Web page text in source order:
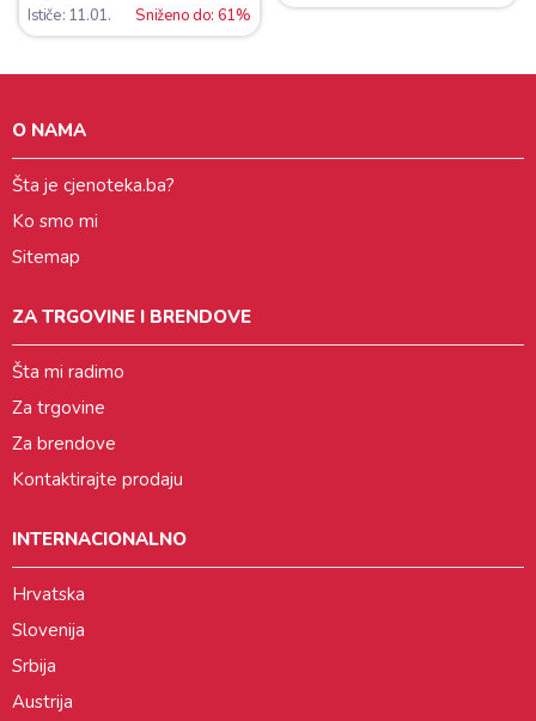
Ističe: 11.01. Sniženo do: 61%
O NAMA
Šta je cjenoteka.ba?
Ko smo mi
Sitemap
ZA TRGOVINE I BRENDOVE
Šta mi radimo
Za trgovine
Za brendove
Kontaktirajte prodaju
INTERNACIONALNO
Hrvatska
Slovenija
Srbija
Austrija